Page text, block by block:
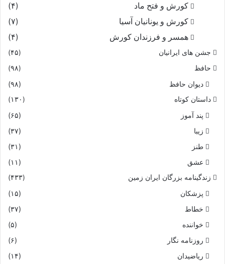
کورش و فتح ماد
(۴)
کورش و یونانیان آسیا
(۷)
همسر و فرزندان کورش
(۴)
جشن های ایرانیان
(۴۵)
حافظ
(۹۸)
دیوان حافظ (۹۸)
داستان کوتاه (۱۳۰)
پند آموز
(۶۵)
زیبا
(۳۷)
طنز
(۳۱)
عشق
(۱۱)
زندگینامه بزرگان ایران زمین (۴۳۳)
پزشکان
(۱۵)
خطاط
(۳۷)
خواننده
(۵)
روزنامه نگار
(۶)
ریاضیدان
(۱۴)